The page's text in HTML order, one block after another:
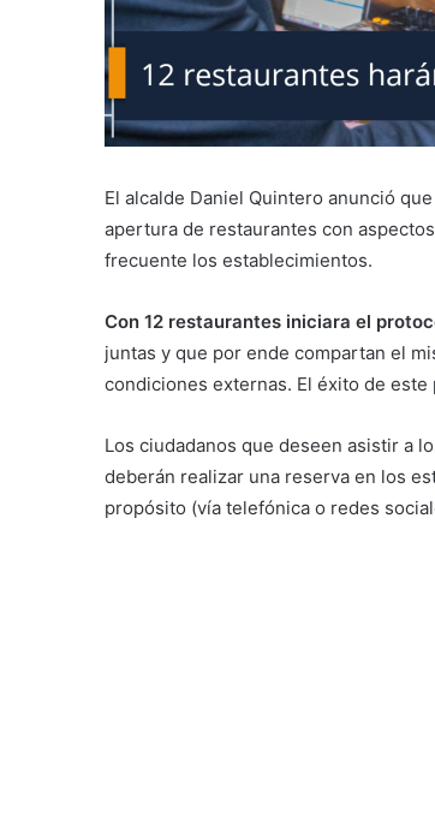
El alcalde Daniel Quintero anunció
apertura de restaurantes con
frecuente los establecimientos.
Con 12 restaurantes iniciara el
juntas y que por ende compartan el
condiciones externas. El éxito de
Los ciudadanos que deseen asistir a
deberán realizar una reserva en los
propósito (vía telefónica o redes